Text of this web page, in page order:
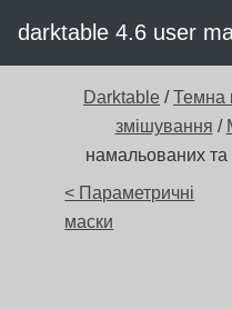
darktable 4.6 user
Darktable /Темна
змішування /
намальованих
< Параметричні
маски